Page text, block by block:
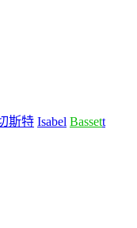
斯特 Isabel Bassett